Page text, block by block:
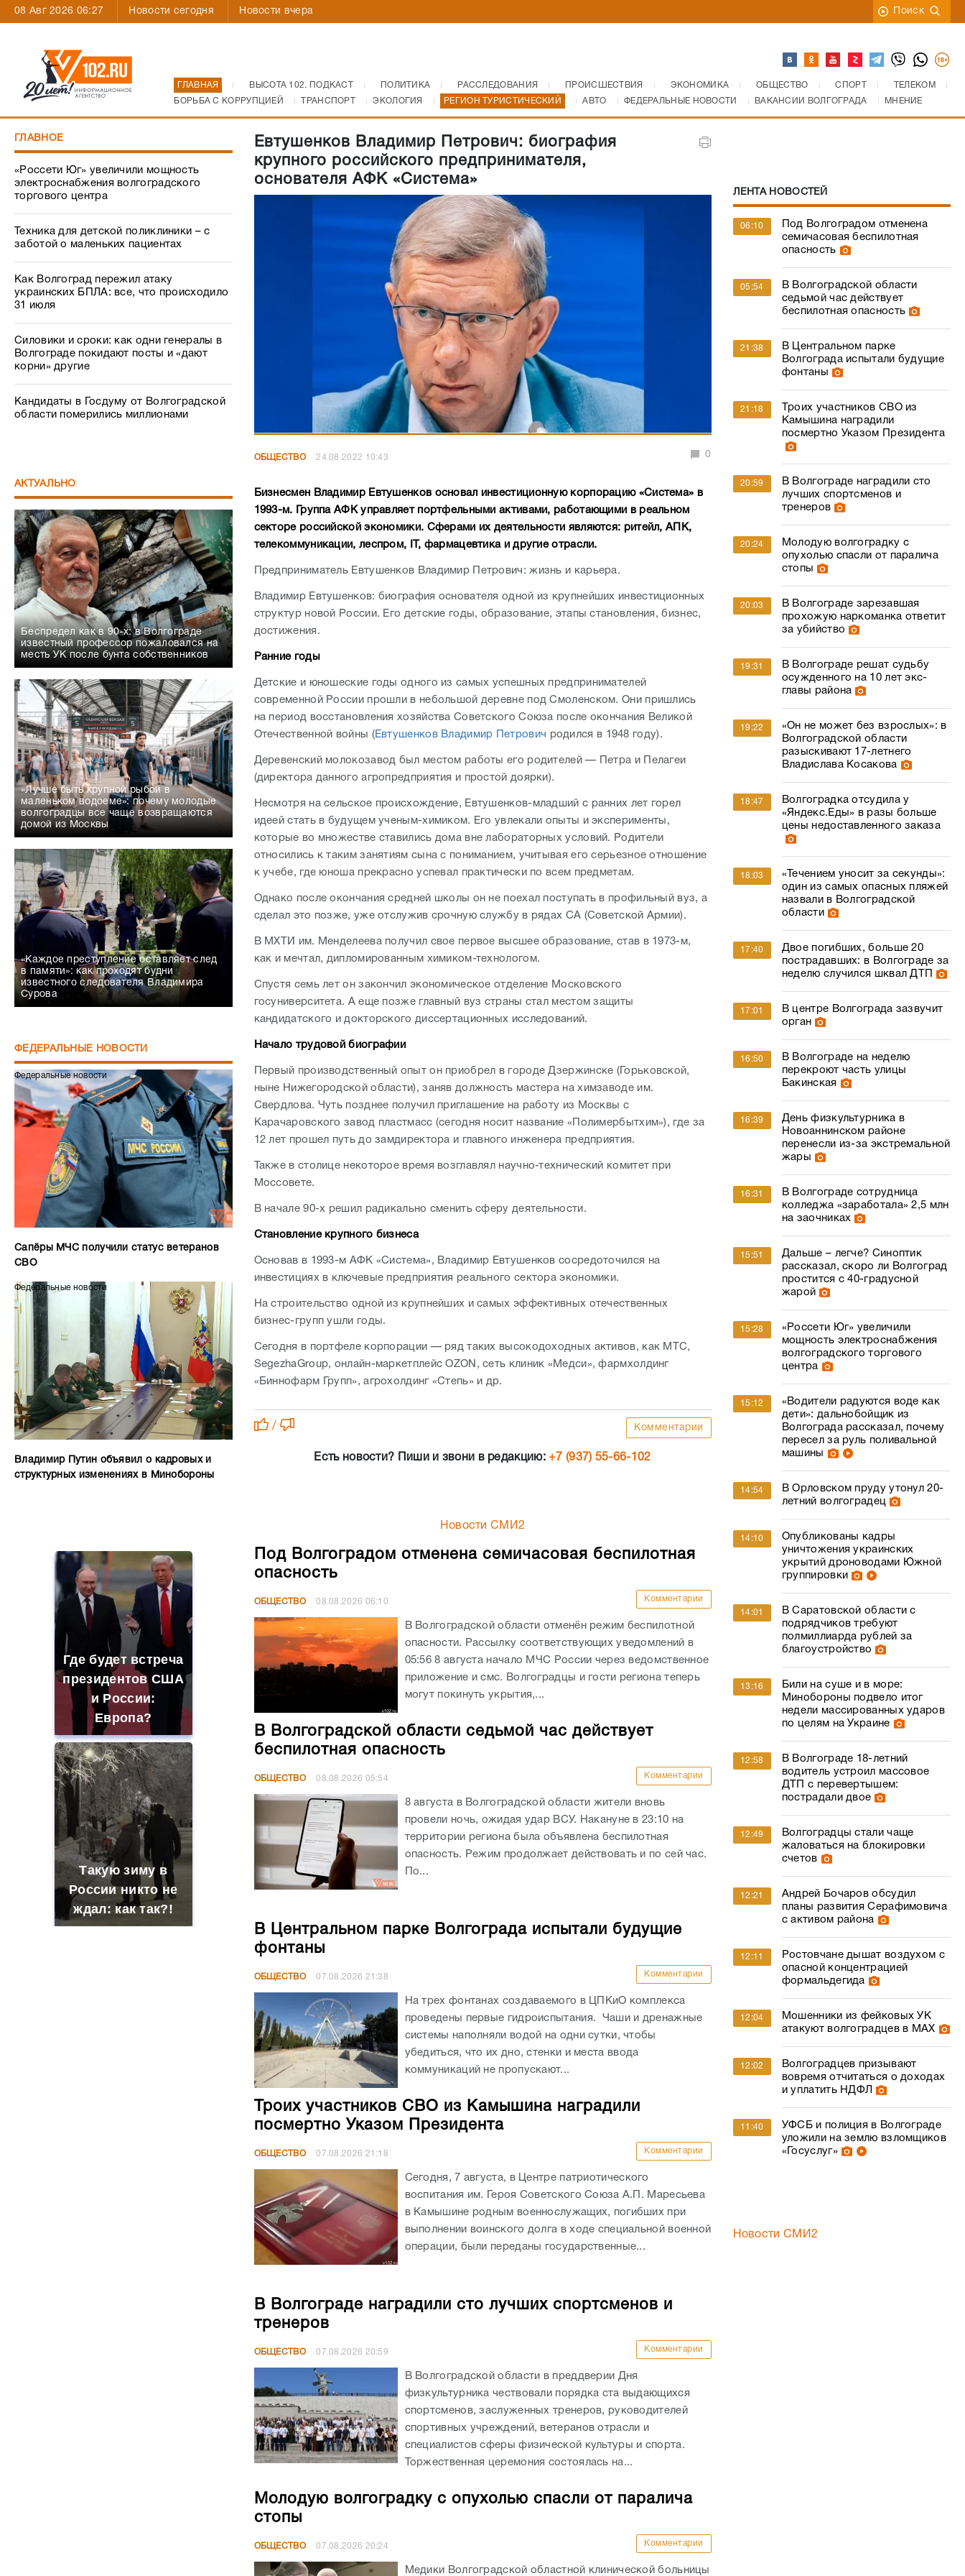
08 Авг 2026 06:27 Новости сегодня Новости вчера Поиск
ГЛАВНАЯ ВЫСОТА 102. ПОДКАСТ ПОЛИТИКА РАССЛЕДОВАНИЯ ПРОИСШЕСТВИЯ ЭКОНОМИКА ОБЩЕСТВО СПОРТ
ТЕЛЕКОМ
БОРЬБА С КОРРУПЦИЕЙ
ТРАНСПОРТ ЭКОЛОГИЯ РЕГИОН ТУРИСТИЧЕСКИЙ АВТО ФЕДЕРАЛЬНЫЕ НОВОСТИ ВАКАНСИИ ВОЛГОГРАДА МНЕНИЕ
ГЛАВНОЕ
«Россети Юг» увеличили мощность
электроснабжения волгоградского
торгового центра
Техника для детской поликлиники – с
заботой о маленьких пациентах
Как Волгоград пережил атаку
украинских БПЛА: все, что происходило
31 июля
Силовики и сроки: как одни генералы в
Волгограде покидают посты и «дают
корни» другие
Кандидаты в Госдуму от Волгоградской
области померились миллионами
АКТУАЛЬНО
Беспредел как в 90-х: в Волгограде
известный профессор пожаловался на
месть УК после бунта собственников
«Лучше быть крупной рыбой в
маленьком водоеме»: почему молодые
волгоградцы все чаще возвращаются
домой из Москвы
«Каждое преступление оставляет след
в памяти»: как проходят будни
известного следователя Владимира
Сурова
ФЕДЕРАЛЬНЫЕ НОВОСТИ
Федеральные новости
Сапёры МЧС получили статус ветеранов
СВО
Федеральные новости
Владимир Путин объявил о кадровых и
структурных изменениях в Минобороны
Где будет встреча
президентов США
и России:
Европа?
Такую зиму в
России никто не
ждал: как так?!
Евтушенков Владимир Петрович: биография
крупного российского предпринимателя,
основателя АФК «Система»
ОБЩЕСТВО 24.08.2022 10:43 0
Бизнесмен Владимир Евтушенков основал инвестиционную корпорацию «Система» в
1993-м. Группа АФК управляет портфельными активами, работающими в реальном
секторе российской экономики. Сферами их деятельности являются: ритейл, АПК,
телекоммуникации, леспром, IT, фармацевтика и другие отрасли.
Предприниматель Евтушенков Владимир Петрович: жизнь и карьера.
Владимир Евтушенков: биография основателя одной из крупнейших инвестиционных
структур новой России. Его детские годы, образование, этапы становления, бизнес,
достижения.
Ранние годы
Детские и юношеские годы одного из самых успешных предпринимателей
современной России прошли в небольшой деревне под Смоленском. Они пришлись
на период восстановления хозяйства Советского Союза после окончания Великой
Отечественной войны (Евтушенков Владимир Петрович родился в 1948 году).
Деревенский молокозавод был местом работы его родителей — Петра и Пелагеи
(директора данного агропредприятия и простой доярки).
Несмотря на сельское происхождение, Евтушенков-младший с ранних лет горел
идеей стать в будущем ученым-химиком. Его увлекали опыты и эксперименты,
которые во множестве ставились дома вне лабораторных условий. Родители
относились к таким занятиям сына с пониманием, учитывая его серьезное отношение
к учебе, где юноша прекрасно успевал практически по всем предметам.
Однако после окончания средней школы он не поехал поступать в профильный вуз, а
сделал это позже, уже отслужив срочную службу в рядах СА (Советской Армии).
В МХТИ им. Менделеева получил свое первое высшее образование, став в 1973-м,
как и мечтал, дипломированным химиком-технологом.
Спустя семь лет он закончил экономическое отделение Московского
госуниверситета. А еще позже главный вуз страны стал местом защиты
кандидатского и докторского диссертационных исследований.
Начало трудовой биографии
Первый производственный опыт он приобрел в городе Дзержинске (Горьковской,
ныне Нижегородской области), заняв должность мастера на химзаводе им.
Свердлова. Чуть позднее получил приглашение на работу из Москвы с
Карачаровского завод пластмасс (сегодня носит название «Полимербытхим»), где за
12 лет прошел путь до замдиректора и главного инженера предприятия.
Также в столице некоторое время возглавлял научно-технический комитет при
Моссовете.
В начале 90-х решил радикально сменить сферу деятельности.
Становление крупного бизнеса
Основав в 1993-м АФК «Система», Владимир Евтушенков сосредоточился на
инвестициях в ключевые предприятия реального сектора экономики.
На строительство одной из крупнейших и самых эффективных отечественных
бизнес-групп ушли годы.
Сегодня в портфеле корпорации — ряд таких высокодоходных активов, как МТС,
SegezhaGroup, онлайн-маркетплейс OZON, сеть клиник «Медси», фармхолдинг
«Биннофарм Групп», агрохолдинг «Степь» и др.
/ Комментарии
Есть новости? Пиши и звони в редакцию:+7 (937) 55-66-102
Новости СМИ2
Под Волгоградом отменена семичасовая беспилотная
опасность
ОБЩЕСТВО 08.08.2026 06:10 Комментарии
В Волгоградской области отменён режим беспилотной
опасности. Рассылку соответствующих уведомлений в
05:56 8 августа начало МЧС России через ведомственное
приложение и смс. Волгоградцы и гости региона теперь
могут покинуть укрытия,...
В Волгоградской области седьмой час действует
беспилотная опасность
ОБЩЕСТВО 08.08.2026 05:54 Комментарии
8 августа в Волгоградской области жители вновь
провели ночь, ожидая удар ВСУ. Накануне в 23:10 на
территории региона была объявлена беспилотная
опасность. Режим продолжает действовать и по сей час.
По...
В Центральном парке Волгограда испытали будущие
фонтаны
ОБЩЕСТВО 07.08.2026 21:38 Комментарии
На трех фонтанах создаваемого в ЦПКиО комплекса
проведены первые гидроиспытания. Чаши и дренажные
системы наполняли водой на одни сутки, чтобы
убедиться, что их дно, стенки и места ввода
коммуникаций не пропускают...
Троих участников СВО из Камышина наградили
посмертно Указом Президента
ОБЩЕСТВО 07.08.2026 21:18 Комментарии
Сегодня, 7 августа, в Центре патриотического
воспитания им. Героя Советского Союза А.П. Маресьева
в Камышине родным военнослужащих, погибших при
выполнении воинского долга в ходе специальной военной
операции, были переданы государственные...
В Волгограде наградили сто лучших спортсменов и
тренеров
ОБЩЕСТВО 07.08.2026 20:59 Комментарии
В Волгоградской области в преддверии Дня
физкультурника чествовали порядка ста выдающихся
спортсменов, заслуженных тренеров, руководителей
спортивных учреждений, ветеранов отрасли и
специалистов сферы физической культуры и спорта.
Торжественная церемония состоялась на...
Молодую волгоградку с опухолью спасли от паралича
стопы
ОБЩЕСТВО 07.08.2026 20:24 Комментарии
Медики Волгоградской областной клинической больницы
ЛЕНТА НОВОСТЕЙ
06:10
Под Волгоградом отменена
семичасовая беспилотная
опасность
05:54
В Волгоградской области
седьмой час действует
беспилотная опасность
21:38
В Центральном парке
Волгограда испытали будущие
фонтаны
21:18
Троих участников СВО из
Камышина наградили
посмертно Указом Президента
20:59
В Волгограде наградили сто
лучших спортсменов и
тренеров
20:24
Молодую волгоградку с
опухолью спасли от паралича
стопы
20:03
В Волгограде зарезавшая
прохожую наркоманка ответит
за убийство
19:31
В Волгограде решат судьбу
осужденного на 10 лет экс-
главы района
19:22
«Он не может без взрослых»: в
Волгоградской области
разыскивают 17-летнего
Владислава Косакова
18:47
Волгоградка отсудила у
«Яндекс.Еды» в разы больше
цены недоставленного заказа
18:03
«Течением уносит за секунды»:
один из самых опасных пляжей
назвали в Волгоградской
области
17:40
Двое погибших, больше 20
пострадавших: в Волгограде за
неделю случился шквал ДТП
17:01
В центре Волгограда зазвучит
орган
16:50
В Волгограде на неделю
перекроют часть улицы
Бакинская
16:39
День физкультурника в
Новоаннинском районе
перенесли из-за экстремальной
жары
16:31
В Волгограде сотрудница
колледжа «заработала» 2,5 млн
на заочниках
15:51
Дальше – легче? Синоптик
рассказал, скоро ли Волгоград
простится с 40-градусной
жарой
15:28
«Россети Юг» увеличили
мощность электроснабжения
волгоградского торгового
центра
15:12
«Водители радуются воде как
дети»: дальнобойщик из
Волгограда рассказал, почему
пересел за руль поливальной
машины
14:54
В Орловском пруду утонул 20-
летний волгоградец
14:10
Опубликованы кадры
уничтожения украинских
укрытий дроноводами Южной
группировки
14:01
В Саратовской области с
подрядчиков требуют
полмиллиарда рублей за
благоустройство
13:16
Били на суше и в море:
Минобороны подвело итог
недели массированных ударов
по целям на Украине
12:58
В Волгограде 18-летний
водитель устроил массовое
ДТП с перевертышем:
пострадали двое
12:49
Волгоградцы стали чаще
жаловаться на блокировки
счетов
12:21
Андрей Бочаров обсудил
планы развития Серафимовича
с активом района
12:11
Ростовчане дышат воздухом с
опасной концентрацией
формальдегида
12:04
Мошенники из фейковых УК
атакуют волгоградцев в МАХ
12:02
Волгоградцев призывают
вовремя отчитаться о доходах
и уплатить НДФЛ
11:40
УФСБ и полиция в Волгограде
уложили на землю взломщиков
«Госуслуг»
Новости СМИ2